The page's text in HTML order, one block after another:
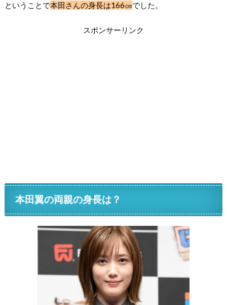
ということで本田さんの身長は166㎝でした。
スポンサーリンク
本田翼の両親の身長は？